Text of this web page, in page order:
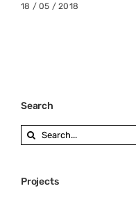
18 / 05 / 2018
Search
Search
for:
Projects